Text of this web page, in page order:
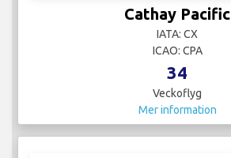
Cathay Pacific
IATA: CX
ICAO: CPA
34
Veckoflyg
Mer information